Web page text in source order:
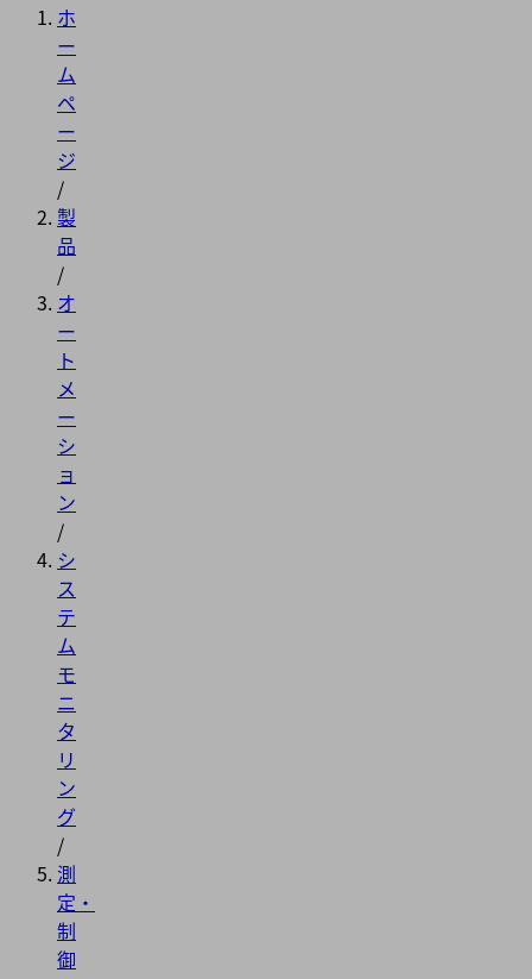
ホ
ー
ム
ペ
ー
ジ
/
製
品
/
オ
ー
ト
メ
ー
シ
ョ
ン
/
シ
ス
テ
ム
モ
ニ
タ
リ
ン
グ
/
測
定・
制
御